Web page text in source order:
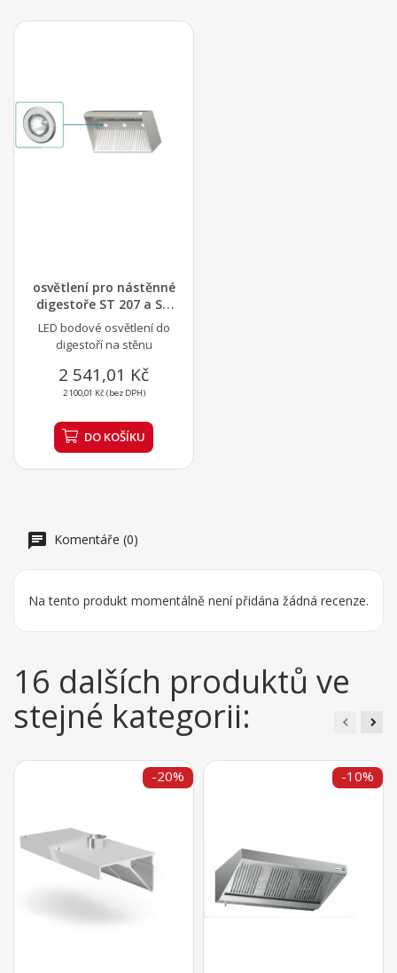
osvětlení pro nástěnné
digestoře ST 207 a ST
208
LED bodové osvětlení do
digestoří na stěnu
2 541,01 Kč
2 100,01 Kč (bez DPH)
DO KOŠÍKU
Komentáře (0)
Na tento produkt momentálně není přidána žádná recenze.
16 dalších produktů ve
stejné kategorii:
-20% -10%